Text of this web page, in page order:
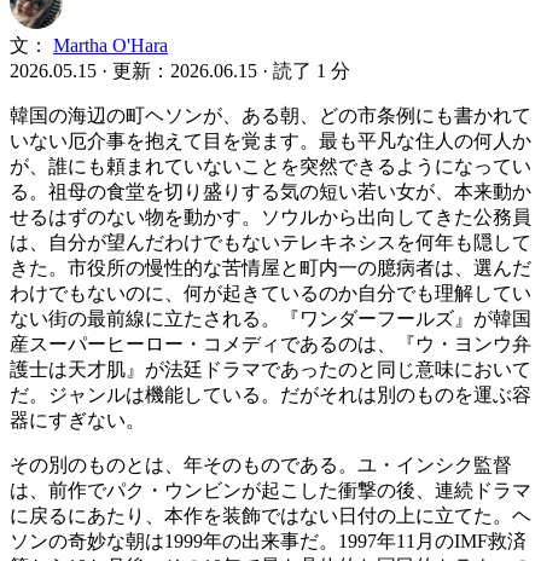
文：
Martha O'Hara
2026.05.15 · 更新：2026.06.15 · 読了 1 分
韓国の海辺の町ヘソンが、ある朝、どの市条例にも書かれて
いない厄介事を抱えて目を覚ます。最も平凡な住人の何人か
が、誰にも頼まれていないことを突然できるようになってい
る。祖母の食堂を切り盛りする気の短い若い女が、本来動か
せるはずのない物を動かす。ソウルから出向してきた公務員
は、自分が望んだわけでもないテレキネシスを何年も隠して
きた。市役所の慢性的な苦情屋と町内一の臆病者は、選んだ
わけでもないのに、何が起きているのか自分でも理解してい
ない街の最前線に立たされる。『ワンダーフールズ』が韓国
産スーパーヒーロー・コメディであるのは、『ウ・ヨンウ弁
護士は天才肌』が法廷ドラマであったのと同じ意味において
だ。ジャンルは機能している。だがそれは別のものを運ぶ容
器にすぎない。
その別のものとは、年そのものである。ユ・インシク監督
は、前作でパク・ウンビンが起こした衝撃の後、連続ドラマ
に戻るにあたり、本作を装飾ではない日付の上に立てた。ヘ
ソンの奇妙な朝は1999年の出来事だ。1997年11月のIMF救済